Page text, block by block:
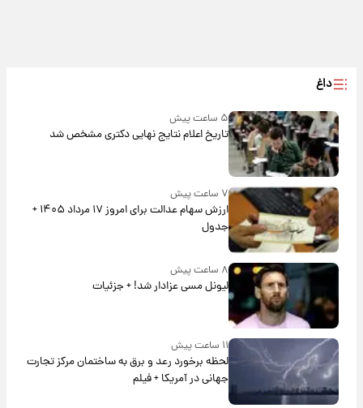
داغ
۵ ساعت پیش
تاریخ اعلام نتایج نهایی دکتری مشخص شد
۷ ساعت پیش
ارزش سهام عدالت برای امروز ۱۷ مرداد ۱۴۰۵ +
جدول
۸ ساعت پیش
لیونل مسی عزادار شد! + جزئیات
۱۱ ساعت پیش
لحظه برخورد رعد و برق به ساختمان مرکز تجارت
جهانی در آمریکا + فیلم